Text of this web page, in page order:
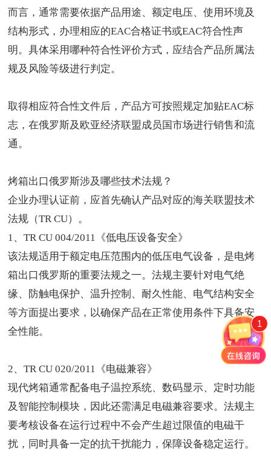
而言，通常需要依据产品用途、额定电压、使用环境及
结构形式，办理相应的EAC合格证书或EAC符合性声
明。具体采用哪种符合性评价方式，应结合产品所属法
规及风险等级进行判定。
取得相应符合性文件后，产品方可按照规定加贴EAC标
志，在俄罗斯及欧亚经济联盟成员国市场进行销售和流
通。
烤箱出口俄罗斯涉及哪些技术法规？
企业办理认证前，应首先确认产品对应的海关联盟技术
法规（TR CU）。
1、TR CU 004/2011《低电压设备安全》
该法规适用于额定电压范围内的低压电气设备，是电烤
箱出口俄罗斯的重要法规之一。法规主要针对电气绝
缘、防触电保护、温升控制、耐久性能、电气结构安全
等方面提出要求，以确保产品在正常使用条件下具备安
全性能。
2、TR CU 020/2011《电磁兼容》
现代烤箱通常配备电子温控系统、数码显示、定时功能
及智能控制模块，因此还需满足电磁兼容要求。法规主
要考核设备在运行过程中不会产生超过限值的电磁干
扰，同时具备一定的抗干扰能力，保障设备稳定运行。
1